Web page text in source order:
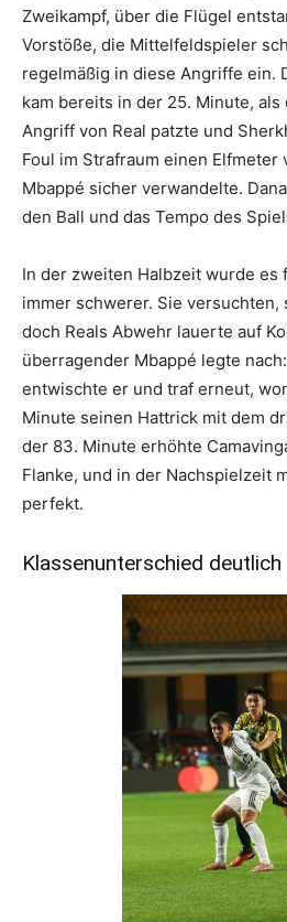
Zweikampf, über die Flügel
Vorstöße, die Mittelfeldspieler
regelmäßig in diese Angriffe ein.
kam bereits in der 25. Minute,
Angriff von Real patzte und
Foul im Strafraum einen Elfmeter
Mbappé sicher verwandelte.
den Ball und das Tempo des
In der zweiten Halbzeit wurde es
immer schwerer. Sie versuchten,
doch Reals Abwehr lauerte auf
überragender Mbappé legte
entwischte er und traf erneut,
Minute seinen Hattrick mit dem
der 83. Minute erhöhte
Flanke, und in der Nachspielzeit
perfekt.
Klassenunterschied deutlich